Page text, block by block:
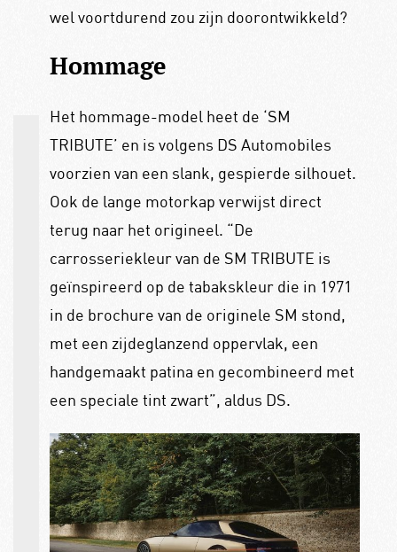
wel voortdurend zou zijn doorontwikkeld?
Hommage
Het hommage-model heet de ‘SM
TRIBUTE’ en is volgens DS Automobiles
voorzien van een slank, gespierde silhouet.
Ook de lange motorkap verwijst direct
terug naar het origineel. “De
carrosseriekleur van de SM TRIBUTE is
geïnspireerd op de tabakskleur die in 1971
in de brochure van de originele SM stond,
met een zijdeglanzend oppervlak, een
handgemaakt patina en gecombineerd met
een speciale tint zwart”, aldus DS.